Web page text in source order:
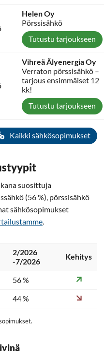
Helen Oy
Pörssisähkö
Tutustu tarjoukseen
Vihreä Älyenergia Oy
Verraton pörssisähkö –
tarjous ensimmäiset 12
kk!
Tutustu tarjoukseen
Kaikki sähkösopimukset
suosittuja
(56 %), pörssisähkö
sähkösopimukset
2/2026
-7/2026
Kehitys
56 %
44 %